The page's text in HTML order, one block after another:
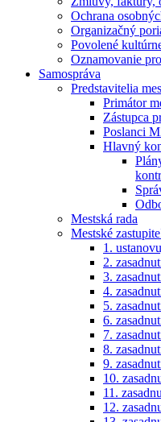
Ochrana
Organizačný
Povolené
Oznamovanie
Samospráva
Predstavitelia
Primátor
Zástupca
Poslanci
Hlavný
Mestská rada
Mestské
1.
2.
3.
4.
5.
6.
7.
8.
9.
10.
11.
12.